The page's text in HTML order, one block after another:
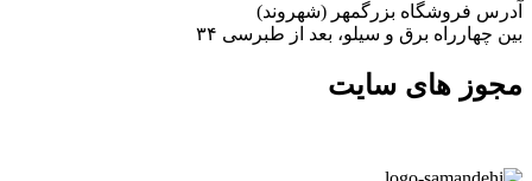
آدرس فروشگاه بزرگمهر (شهروند)
بین چهارراه برق و سیلو، بعد از طبرسی ۳۴
مجوز های سایت